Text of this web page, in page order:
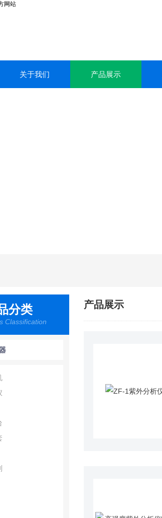
关于我们 产品展示
分类
Classification
产品展示